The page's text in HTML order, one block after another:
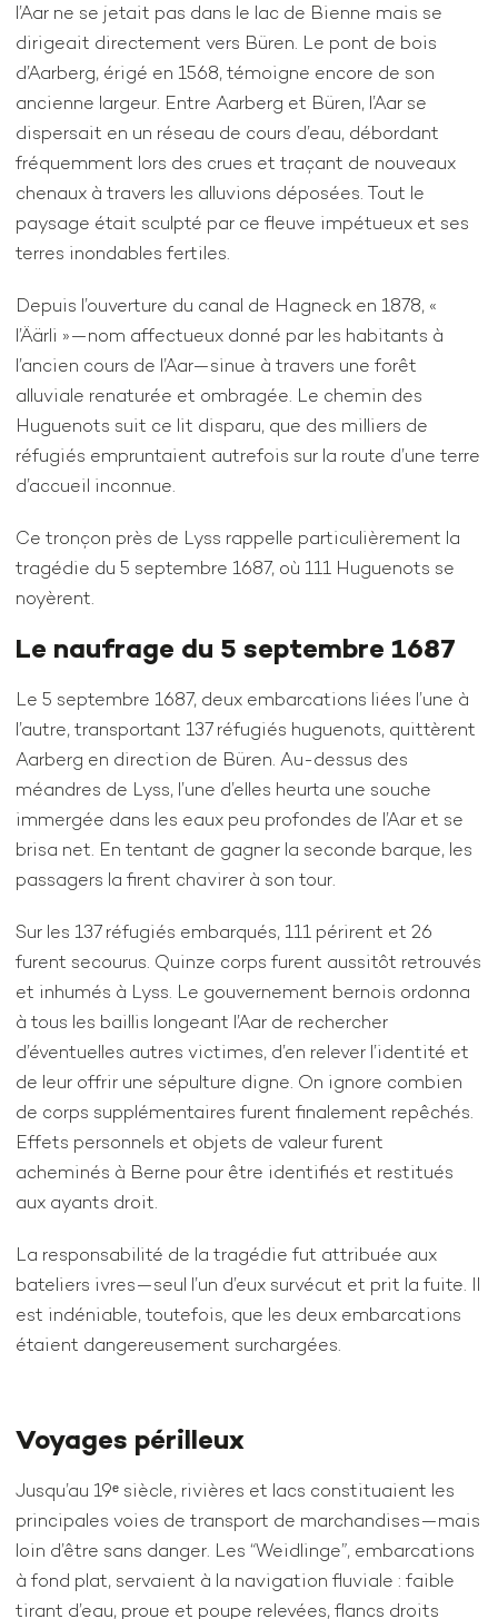
l’Aar ne se jetait pas dans le lac de Bienne mais se
dirigeait directement vers Büren. Le pont de bois
d’Aarberg, érigé en 1568, témoigne encore de son
ancienne largeur. Entre Aarberg et Büren, l’Aar se
dispersait en un réseau de cours d’eau, débordant
fréquemment lors des crues et traçant de nouveaux
chenaux à travers les alluvions déposées. Tout le
paysage était sculpté par ce fleuve impétueux et ses
terres inondables fertiles.
Depuis l’ouverture du canal de Hagneck en 1878, «
l’Äärli »—nom affectueux donné par les habitants à
l’ancien cours de l’Aar—sinue à travers une forêt
alluviale renaturée et ombragée. Le chemin des
Huguenots suit ce lit disparu, que des milliers de
réfugiés empruntaient autrefois sur la route d’une terre
d’accueil inconnue.
Ce tronçon près de Lyss rappelle particulièrement la
tragédie du 5 septembre 1687, où 111 Huguenots se
noyèrent.
Le naufrage du 5 septembre 1687
Le 5 septembre 1687, deux embarcations liées l’une à
l’autre, transportant 137 réfugiés huguenots, quittèrent
Aarberg en direction de Büren. Au-dessus des
méandres de Lyss, l’une d’elles heurta une souche
immergée dans les eaux peu profondes de l’Aar et se
brisa net. En tentant de gagner la seconde barque, les
passagers la firent chavirer à son tour.
Sur les 137 réfugiés embarqués, 111 périrent et 26
furent secourus. Quinze corps furent aussitôt retrouvés
et inhumés à Lyss. Le gouvernement bernois ordonna
à tous les baillis longeant l’Aar de rechercher
d’éventuelles autres victimes, d’en relever l’identité et
de leur offrir une sépulture digne. On ignore combien
de corps supplémentaires furent finalement repêchés.
Effets personnels et objets de valeur furent
acheminés à Berne pour être identifiés et restitués
aux ayants droit.
La responsabilité de la tragédie fut attribuée aux
bateliers ivres—seul l’un d’eux survécut et prit la fuite. Il
est indéniable, toutefois, que les deux embarcations
étaient dangereusement surchargées.
Voyages périlleux
Jusqu’au 19ᵉ siècle, rivières et lacs constituaient les
principales voies de transport de marchandises—mais
loin d’être sans danger. Les “Weidlinge”, embarcations
à fond plat, servaient à la navigation fluviale : faible
tirant d’eau, proue et poupe relevées, flancs droits